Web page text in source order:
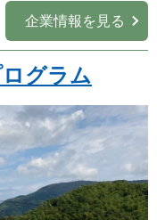
企業情報を見る
ログラム